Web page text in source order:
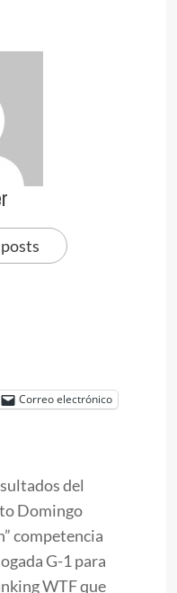
Correo electrónico